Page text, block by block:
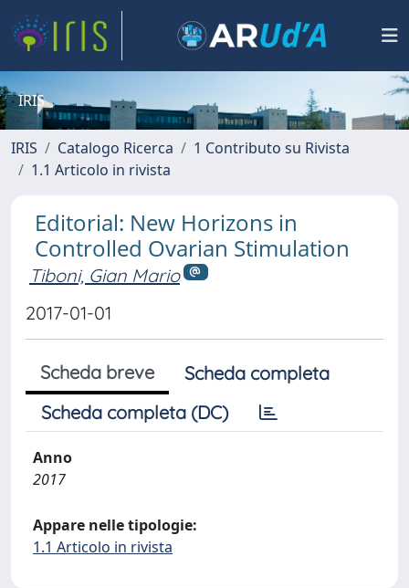
IRIS
IRIS Catalogo Ricerca
1 Contributo su Rivista
1.1 Articolo in rivista
Editorial: New Horizons in
Controlled Ovarian Stimulation
Tiboni, Gian Mario
2017-01-01
Scheda breve
Scheda completa
Scheda completa (DC)
Anno
2017
Appare nelle tipologie:
1.1 Articolo in rivista